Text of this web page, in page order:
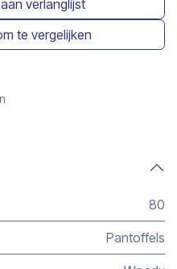
te vergelijken
verlanglijst
80
Pantoffels